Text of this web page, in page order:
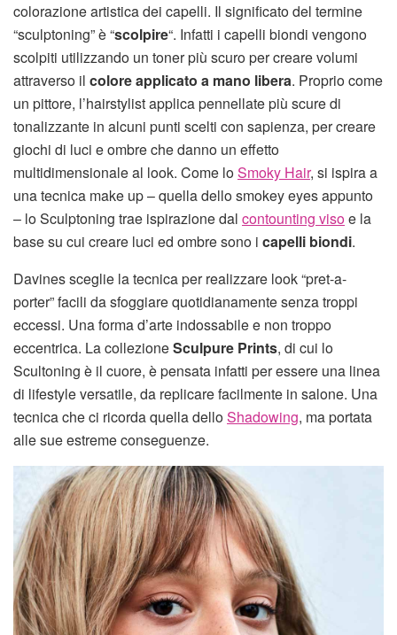
colorazione artistica dei capelli. Il significato del termine
“sculptoning” è “scolpire“. Infatti i capelli biondi vengono
scolpiti utilizzando un toner più scuro per creare volumi
attraverso il colore applicato a mano libera. Proprio come
un pittore, l’hairstylist applica pennellate più scure di
tonalizzante in alcuni punti scelti con sapienza, per creare
giochi di luci e ombre che danno un effetto
multidimensionale al look. Come loSmoky Hair, si ispira a
una tecnica make up – quella dello smokey eyes appunto
– lo Sculptoning trae ispirazione dal contounting visoe la
base su cui creare luci ed ombre sono i capelli biondi.
Davines sceglie la tecnica per realizzare look “pret-a-
porter” facili da sfoggiare quotidianamente senza troppi
eccessi. Una forma d’arte indossabile e non troppo
eccentrica. La collezioneSculpure Prints, di cui lo
Scultoning è il cuore, è pensata infatti per essere una linea
di lifestyle versatile, da replicare facilmente in salone. Una
tecnica che ci ricorda quella delloShadowing, ma portata
alle sue estreme conseguenze.